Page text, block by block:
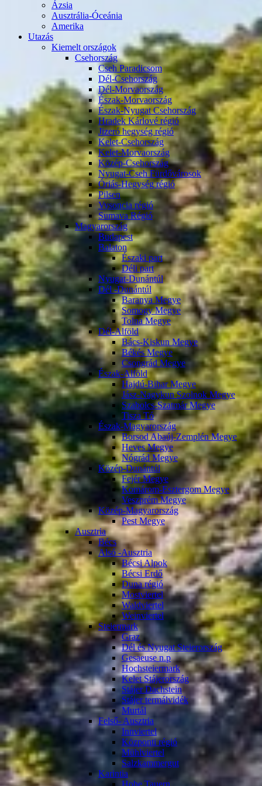
Ázsia
Ausztrália-Óceánia
Amerika
Utazás
Kiemelt országok
Csehország
Cseh Paradicsom
Dél-Csehország
Dél-Morvaország
Észak-Morvaország
Észak-Nyugat Csehország
Hradek Kárlové régió
Jizeró hegység régió
Kelet-Csehország
Kelet-Morvaország
Közép-Csehország
Nyugat-Cseh Fürdővárosok
Óriás-Hegység régió
Pilsen
Vysoncia régió
Sumava Régió
Magyarország
Budapest
Balaton
Északi part
Déli part
Nyugat-Dunántúl
Dél -Dunántúl
Baranya Megye
Somogy Megye
Tolna Megye
Dél-Alföld
Bács-Kiskun Megye
Békés Megye
Csongrád Megye
Észak-Alföld
Hajdú-Bihar Megye
Jász-Nagykun Szolnok Megye
Szabolcs-Szatmár Megye
Tisza Tó
Észak-Magyarország
Borsod Abaúj-Zemplén Megye
Heves Megye
Nógrád Megye
Közép-Dunántúl
Fejér Megye
Komárom-Esztergom Megye
Veszprém Megye
Közép-Magyarország
Pest Megye
Ausztria
Bécs
Alsó -Ausztria
Bécsi Alpok
Bécsi Erdő
Duna régió
Mostviertel
Waldviertel
Weinviertel
Steiermark
Graz
Dél és Nyugat Steierország
Gesaeuse n.p
Hochsteiermark
Kelet Stájerország
Stájer Dachstein
Stájer termálvidék
Murtál
Felső- Ausztria
Innviertel
Központi régió
Mühlviertel
Salzkammergut
Karintia
Hohe Tauern